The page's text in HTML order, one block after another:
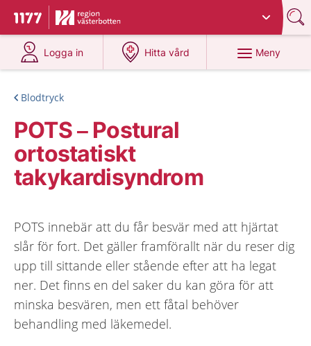
Till startsidan för 1177
Du har valt region
Logga in
på 1177.se
Hitta vård
på 1177.se
Meny
Blodtryck
POTS – Postural
ortostatiskt
takykardisyndrom
POTS innebär att du får besvär med att hjärtat
slår för fort. Det gäller framförallt när du reser dig
upp till sittande eller stående efter att ha legat
ner. Det finns en del saker du kan göra för att
minska besvären, men ett fåtal behöver
behandling med läkemedel.